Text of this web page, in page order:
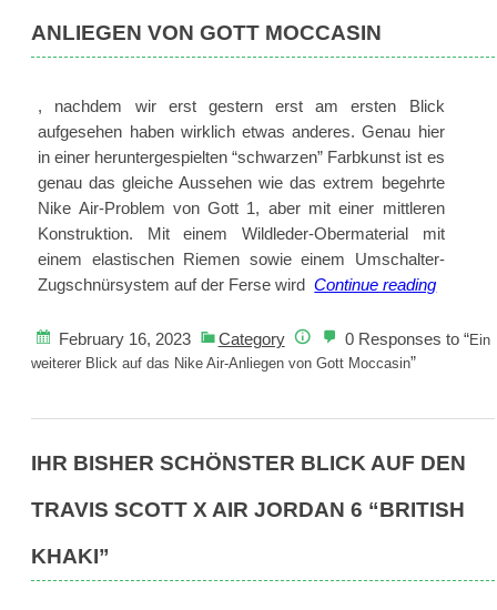
mit
ANLIEGEN VON GOTT MOCCASIN
, nachdem wir erst gestern erst am ersten Blick
aufgesehen haben wirklich etwas anderes. Genau hier
in einer heruntergespielten “schwarzen” Farbkunst ist es
genau das gleiche Aussehen wie das extrem begehrte
Nike Air-Problem von Gott 1, aber mit einer mittleren
Konstruktion. Mit einem Wildleder-Obermaterial mit
einem elastischen Riemen sowie einem Umschalter-
Zugschnürsystem auf der Ferse wird Continue readingEin
Blick
Anliegen
Gott
February 16, 2023 Category 0 Responses to “Ein
weiterer Blick auf das Nike Air-Anliegen von Gott Moccasin”
IHR BISHER SCHÖNSTER BLICK AUF DEN
TRAVIS SCOTT X AIR JORDAN 6 “BRITISH
KHAKI”